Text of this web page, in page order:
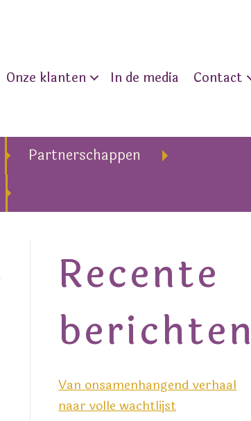
Onze klanten In de media Contact
Partnerschappen
Recente
berichten
Van onsamenhangend verhaal
naar volle wachtlijst